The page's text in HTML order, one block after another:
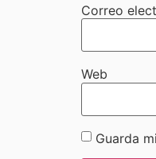
Correo
Web
Guarda